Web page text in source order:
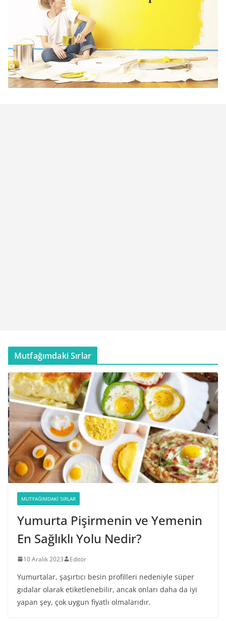
Mutfağımdaki Sırlar
MUTFAĞIMDAKI SIRLAR
Yumurta Pişirmenin ve Yemenin
En Sağlıklı Yolu Nedir?
10 Aralık 2023 Editör
Yumurtalar, şaşırtıcı besin profilleri nedeniyle süper
gıdalar olarak etiketlenebilir, ancak onları daha da iyi
yapan şey, çok uygun fiyatlı olmalarıdır.